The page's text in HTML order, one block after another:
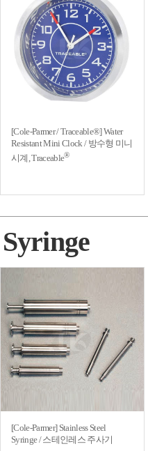
[Cole-Parmer / Traceable®] Water
Resistant Mini Clock / 방수형 미니
시계, Traceable®
Syringe
[Cole-Parmer] Stainless Steel
Syringe / 스테인레스 주사기